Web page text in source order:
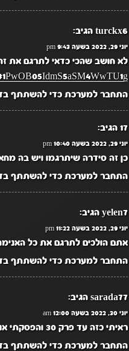
turckx6 הגיב:
יוני 29, 2022 בשעה 9:43 pm
לא חושב שהכי כדאי לתרגם את
התחבר למערכת כדי להשתתף
17 הגיב:
יוני 29, 2022 בשעה 10:40 pm
כן זה סידרה שיתרגמו ויש בה
התחבר למערכת כדי להשתתף
yelen7 הגיב:
יוני 29, 2022 בשעה 11:22 pm
אתם הולכים לתרגם את כל
התחבר למערכת כדי להשתתף
sarada77 הגיב:
יוני 30, 2022 בשעה 12:00 am
ראיתי כזה עד פרק 30 והפסקתי אני מניחה שאם תגיעו לפרק הזה אראה
התחבר למערכת כדי להשתתף